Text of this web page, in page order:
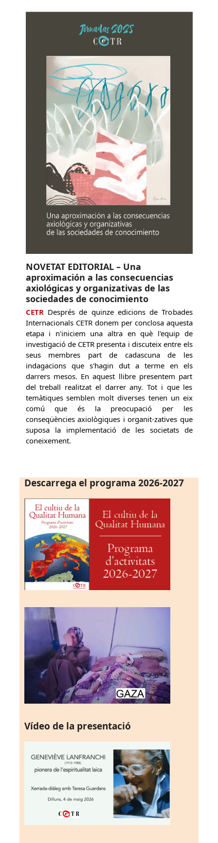
NOVETAT EDITORIAL – Una
aproximación a las consecuencias
axiológicas y organizativas de las
sociedades de conocimiento
CETR Després de quinze edicions de Trobades
Internacionals CETR donem per conclosa aquesta
etapa i n'iniciem una altra en què l'equip de
investigació de CETR presenta i discuteix entre els
seus membres part de cadascuna de les
indagacions que s'hagin dut a terme en els
darrers mesos. En aquest llibre presentem part
del treball realitzat el darrer any. Tot i que les
temàtiques semblen molt diverses tenen un eix
comú que és la preocupació per les
conseqüències axiològiques i organit-zatives que
suposa la implementació de les societats de
coneixement.
Descarrega el programa 2026-2027
Vídeo de la presentació